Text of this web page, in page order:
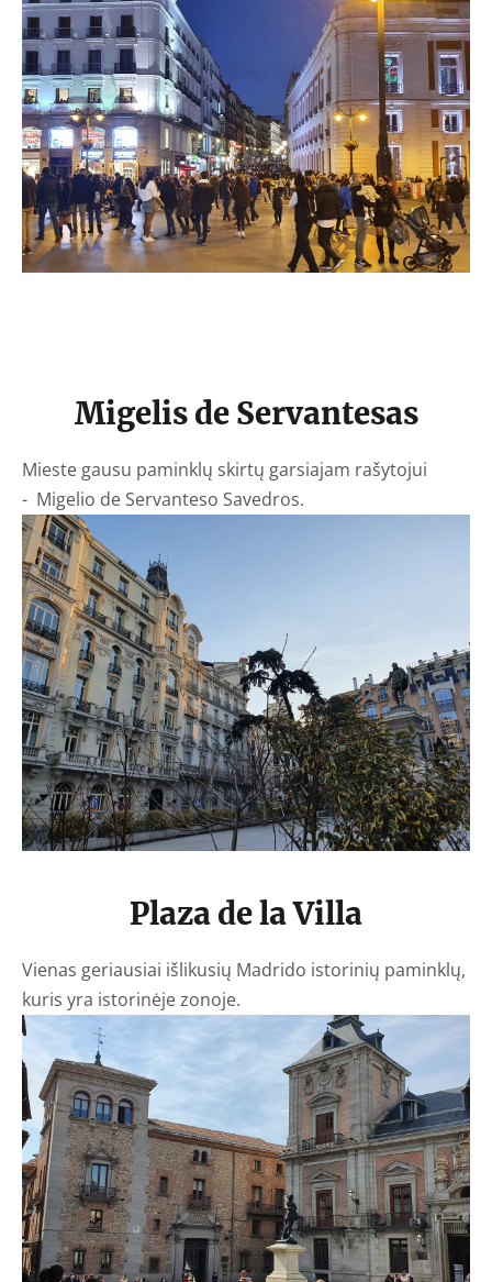
Migelis de Servantesas
Mieste gausu paminklų skirtų garsiajam rašytojui
- Migelio de Servanteso Savedros.
Plaza de la Villa
Vienas geriausiai išlikusių Madrido istorinių paminklų,
kuris yra istorinėje zonoje.